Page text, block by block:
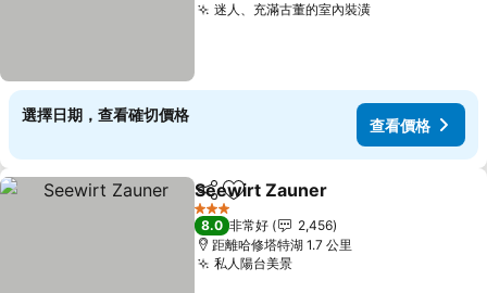
迷人、充滿古董的室內裝潢
選擇日期，查看確切價格
查看價格
分享 加入我的最愛
Seewirt Zauner
3 星級
8.0 非常好
2,456
距離哈修塔特湖 1.7 公里
私人陽台美景